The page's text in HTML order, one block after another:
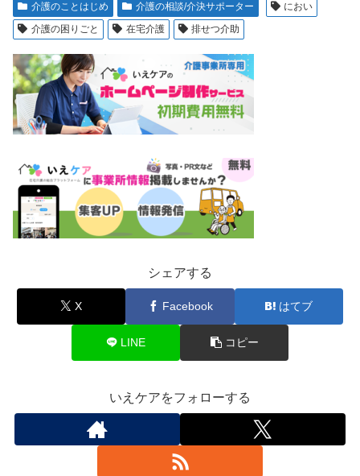
介護のことはじめ 介護の相談/介決サポーター
におい
介護の困りごと
在宅介護 排せつ介助
シェアする
X Facebook はてブ
LINE コピー
いえケアをフォローする